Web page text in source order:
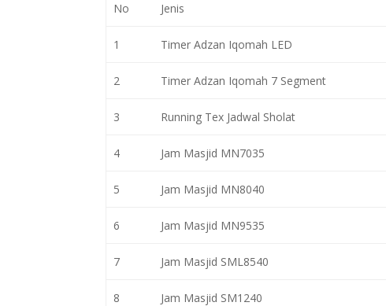
No Jenis
1 Timer Adzan Iqomah LED
2 Timer Adzan Iqomah 7 Segment
3 Running Tex Jadwal Sholat
4 Jam Masjid MN7035
5 Jam Masjid MN8040
6 Jam Masjid MN9535
7 Jam Masjid SML8540
8 Jam Masjid SM1240